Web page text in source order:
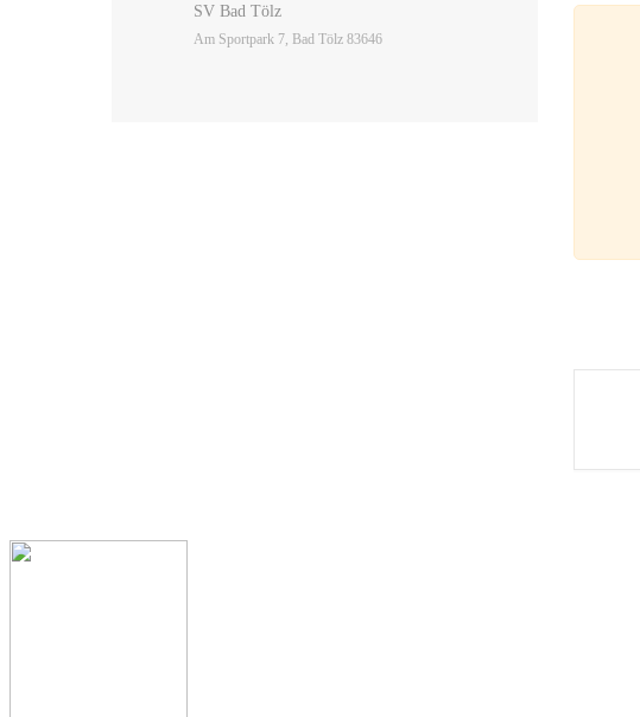
SV Bad Tölz
Am Sportpark 7, Bad Tölz 83646